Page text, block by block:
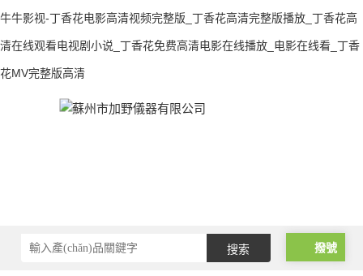
牛牛影视-丁香花电影高清视频完整版_丁香花高清完整版播放_丁香花高
清在线观看电视剧小说_丁香花免费高清电影在线播放_电影在线看_丁香
花MV完整版高清
撥號